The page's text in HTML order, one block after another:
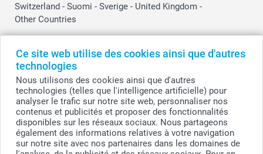
Ce site web utilise des cookies ainsi que d'autres
technologies
Nous utilisons des cookies ainsi que d'autres
technologies (telles que l'intelligence artificielle) pour
analyser le trafic sur notre site web, personnaliser nos
contenus et publicités et proposer des fonctionnalités
disponibles sur les réseaux sociaux. Nous partageons
également des informations relatives à votre navigation
sur notre site avec nos partenaires dans les domaines de
Switzerland - Suomi - Sverige - United Kingdom -
Other Countries
© smartphoto group. Tous droits réservés
smartphoto group SA.
Siège social : Kwatrechtsteenweg 160, 9230 Wetteren, Belgique
Numéro de TVA BE 0405.706.755
Numéro d'entreprise 0405.706.755.
Coordonnées bancaires: IBAN BE71 2850 2711 5569 - BIC: GEBABEBB
Tous les prix sont en EURO (€), TVA incluse et hors frais de port.